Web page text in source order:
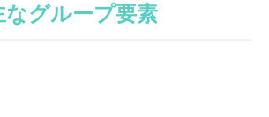
なグループ要素